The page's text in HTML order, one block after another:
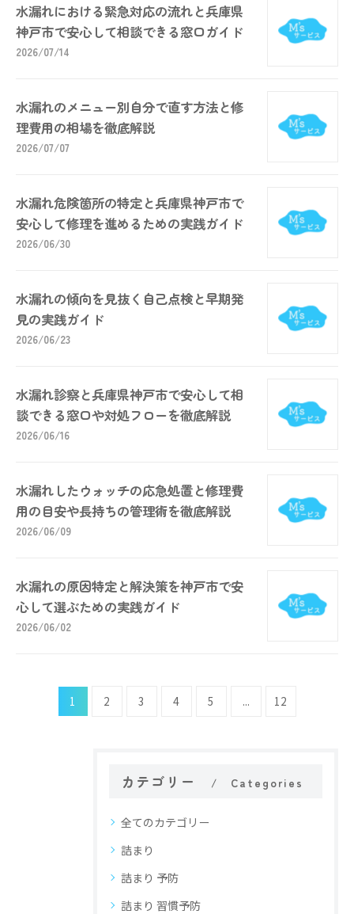
水漏れにおける緊急対応の流れと兵庫県
神戸市で安心して相談できる窓口ガイド
2026/07/14
水漏れのメニュー別自分で直す方法と修
理費用の相場を徹底解説
2026/07/07
水漏れ危険箇所の特定と兵庫県神戸市で
安心して修理を進めるための実践ガイド
2026/06/30
水漏れの傾向を見抜く自己点検と早期発
見の実践ガイド
2026/06/23
水漏れ診察と兵庫県神戸市で安心して相
談できる窓口や対処フローを徹底解説
2026/06/16
水漏れしたウォッチの応急処置と修理費
用の目安や長持ちの管理術を徹底解説
2026/06/09
水漏れの原因特定と解決策を神戸市で安
心して選ぶための実践ガイド
2026/06/02
1 2 3 4 5 ... 12
カテゴリー Categories
全てのカテゴリー
詰まり
詰まり 予防
詰まり 習慣予防